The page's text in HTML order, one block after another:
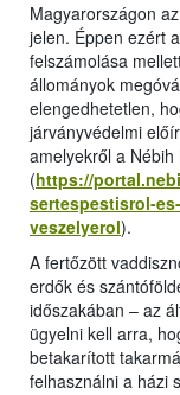
Magyarországon
jelen. Éppen ezért
felszámolása
állományok
elengedhetetlen,
járványvédelmi
amelyekről a
(https://
sertespestisrol-
veszelyerol).
A fertőzött
erdők és
időszakában – az
ügyelni kell arra,
betakarított
felhasználni a házi